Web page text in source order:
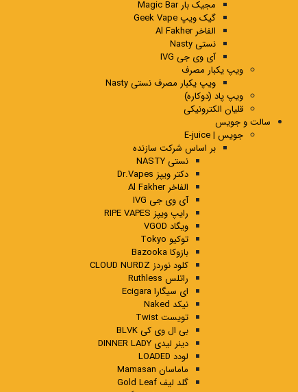
مجیک بار Magic Bar
گیک ویپ Geek Vape
الفاخر Al Fakher
نستی Nasty
آی وی جی IVG
ویپ یکبار مصرف
ویپ یکبار مصرف نستی Nasty
ویپ پاد (دوکاره)
قلیان الکترونیکی
سالت و جویس
جویس | E-juice
بر اساس شرکت سازنده
نستی NASTY
دکتر ویپز Dr.Vapes
الفاخر Al Fakher
آی وی جی IVG
رایپ ویپز RIPE VAPES
ویگاد VGOD
توکیو Tokyo
بازوکا Bazooka
کلود نوردز CLOUD NURDZ
راتلس Ruthless
ای سیگارا Ecigara
نیکد Naked
تویست Twist
بی ال وی کی BLVK
دینر لیدی DINNER LADY
لودد LOADED
ماماسان Mamasan
گلد لیف Gold Leaf